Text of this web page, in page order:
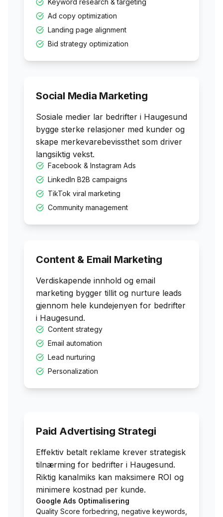
Keyword research & targeting
Ad copy optimization
Landing page alignment
Bid strategy optimization
Social Media Marketing
Sosiale medier lar bedrifter i Haugesund
bygge sterke relasjoner med kunder og
skape merkevarebevissthet som driver
langsiktig vekst.
Facebook & Instagram Ads
LinkedIn B2B campaigns
TikTok viral marketing
Community management
Content & Email Marketing
Verdiskapende innhold og email
marketing bygger tillit og nurture leads
gjennom hele kundejenyen for bedrifter
i Haugesund.
Content strategy
Email automation
Lead nurturing
Personalization
Paid Advertising Strategi
Effektiv betalt reklame krever strategisk
tilnærming for bedrifter i Haugesund.
Riktig kanalmiks kan maksimere ROI og
minimere kostnad per kunde.
Google Ads Optimalisering
Quality Score forbedring, negative keywords,